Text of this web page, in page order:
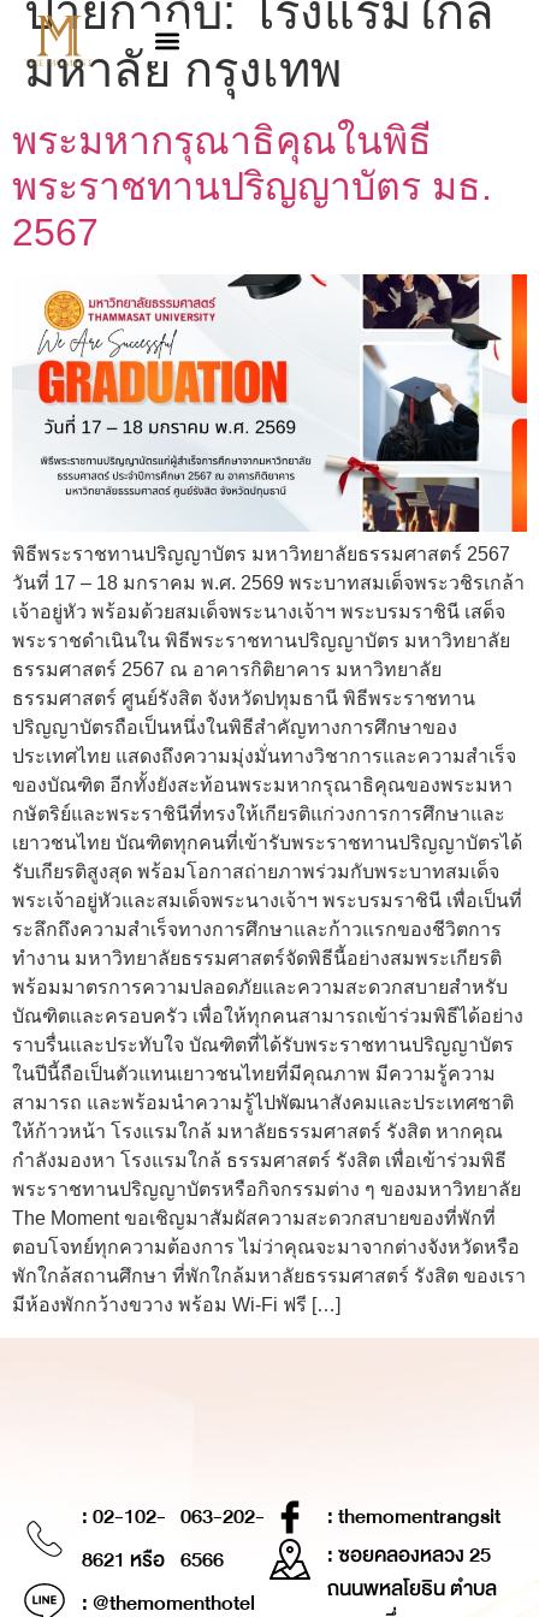
ป้ายกำกับ: โรงแรมใกล้
มหาลัย กรุงเทพ
พระมหากรุณาธิคุณในพิธี
พระราชทานปริญญาบัตร มธ.
2567
พิธีพระราชทานปริญญาบัตร มหาวิทยาลัยธรรมศาสตร์ 2567
วันที่ 17 – 18 มกราคม พ.ศ. 2569 พระบาทสมเด็จพระวชิรเกล้า
เจ้าอยู่หัว พร้อมด้วยสมเด็จพระนางเจ้าฯ พระบรมราชินี เสด็จ
พระราชดำเนินใน พิธีพระราชทานปริญญาบัตร มหาวิทยาลัย
ธรรมศาสตร์ 2567 ณ อาคารกิติยาคาร มหาวิทยาลัย
ธรรมศาสตร์ ศูนย์รังสิต จังหวัดปทุมธานี พิธีพระราชทาน
ปริญญาบัตรถือเป็นหนึ่งในพิธีสำคัญทางการศึกษาของ
ประเทศไทย แสดงถึงความมุ่งมั่นทางวิชาการและความสำเร็จ
ของบัณฑิต อีกทั้งยังสะท้อนพระมหากรุณาธิคุณของพระมหา
กษัตริย์และพระราชินีที่ทรงให้เกียรติแก่วงการการศึกษาและ
เยาวชนไทย บัณฑิตทุกคนที่เข้ารับพระราชทานปริญญาบัตรได้
รับเกียรติสูงสุด พร้อมโอกาสถ่ายภาพร่วมกับพระบาทสมเด็จ
พระเจ้าอยู่หัวและสมเด็จพระนางเจ้าฯ พระบรมราชินี เพื่อเป็นที่
ระลึกถึงความสำเร็จทางการศึกษาและก้าวแรกของชีวิตการ
ทำงาน มหาวิทยาลัยธรรมศาสตร์จัดพิธีนี้อย่างสมพระเกียรติ
พร้อมมาตรการความปลอดภัยและความสะดวกสบายสำหรับ
บัณฑิตและครอบครัว เพื่อให้ทุกคนสามารถเข้าร่วมพิธีได้อย่าง
ราบรื่นและประทับใจ บัณฑิตที่ได้รับพระราชทานปริญญาบัตร
ในปีนี้ถือเป็นตัวแทนเยาวชนไทยที่มีคุณภาพ มีความรู้ความ
สามารถ และพร้อมนำความรู้ไปพัฒนาสังคมและประเทศชาติ
ให้ก้าวหน้า โรงแรมใกล้ มหาลัยธรรมศาสตร์ รังสิต หากคุณ
กำลังมองหา โรงแรมใกล้ ธรรมศาสตร์ รังสิต เพื่อเข้าร่วมพิธี
พระราชทานปริญญาบัตรหรือกิจกรรมต่าง ๆ ของมหาวิทยาลัย
The Moment ขอเชิญมาสัมผัสความสะดวกสบายของที่พักที่
ตอบโจทย์ทุกความต้องการ ไม่ว่าคุณจะมาจากต่างจังหวัดหรือ
พักใกล้สถานศึกษา ที่พักใกล้มหาลัยธรรมศาสตร์ รังสิต ของเรา
มีห้องพักกว้างขวาง พร้อม Wi-Fi ฟรี […]
: 02-102-
8621 หรือ
063-202-
6566
: @themomenthotel
: themomentrangsit
: ซอยคลองหลวง 25
ถนนพหลโยธิน ตำบล